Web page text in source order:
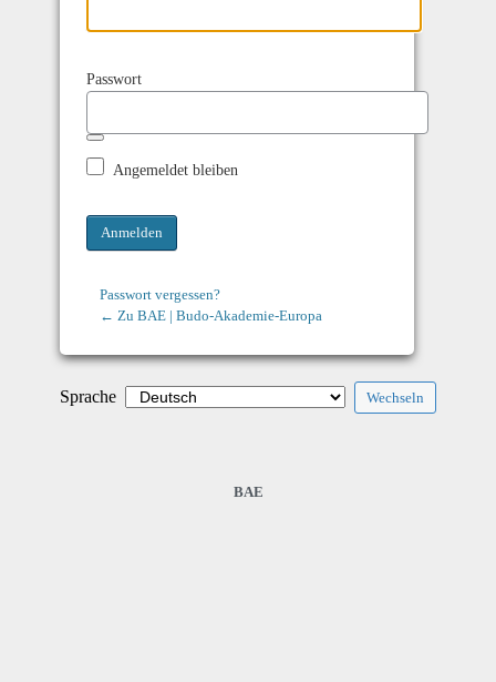
Passwort
Angemeldet bleiben
Passwort vergessen?
← Zu BAE | Budo-Akademie-Europa
Sprache
BAE